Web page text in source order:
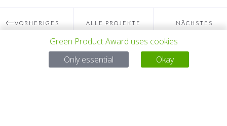
VORHERIGES ALLE PROJEKTE NÄCHSTES
PROJEKT
Bei Fragen:
Green Product Award uses cookies
Only essential
Okay